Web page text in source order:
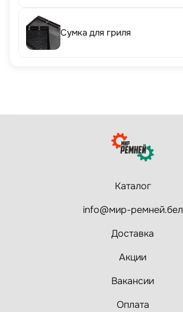
Сумка для гриля
Каталог
info@мир-ремней.бел
Доставка
Акции
Вакансии
Оплата